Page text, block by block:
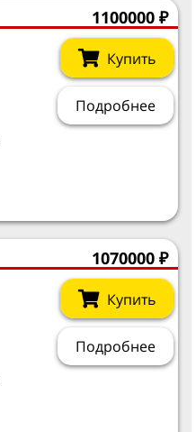
1100000 ₽
Купить
Подробнее
1070000 ₽
Купить
Подробнее